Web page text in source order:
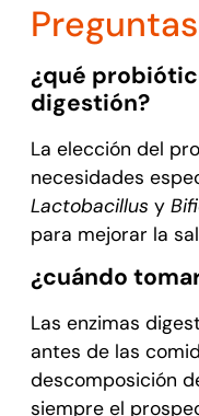
¿qué
digestión?
La elección del
necesidades
Lactobacillus y
para mejorar la
¿cuándo
Las enzimas
antes de las
descomposición
siempre el